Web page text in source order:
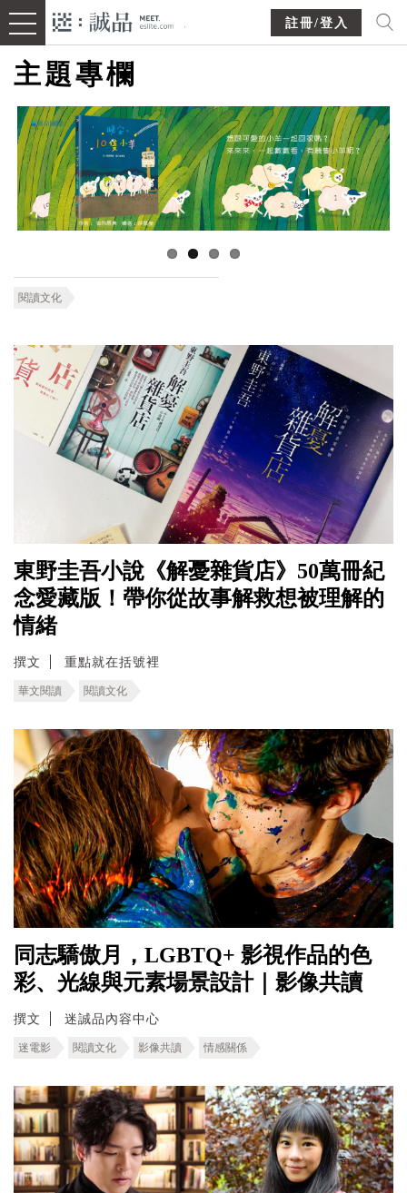
註冊/登入
主題專欄
閱讀文化
東野圭吾小說《解憂雜貨店》50萬冊紀
念愛藏版！帶你從故事解救想被理解的
情緒
撰文 重點就在括號裡
華文閱讀 閱讀文化
同志驕傲月，LGBTQ+ 影視作品的色
彩、光線與元素場景設計｜影像共讀
撰文 迷誠品內容中心
迷電影 閱讀文化 影像共讀 情感關係